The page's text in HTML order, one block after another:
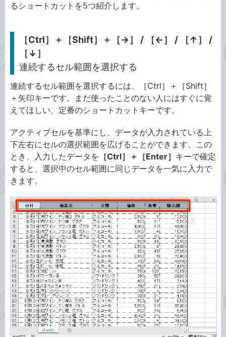
るショートカットを5つ紹介します。
［Ctrl］＋［Shift］＋［→］ / ［←］ / ［↑］ /
［↓］
連続するセル範囲を選択する
連続するセル範囲を選択するには、［Ctrl］＋［Shift］
＋矢印キーです。まだ使ったことのない人にはすぐに覚
えてほしい、定番のショートカットキーです。
アクティブセルを基準にし、データが入力されている上
下左右にセルの選択範囲を広げることができます。この
とき、入力したデータを ［Ctrl］＋［Enter］ キーで確定
すると、選択中のセル範囲に同じデータを一気に入力で
きます。